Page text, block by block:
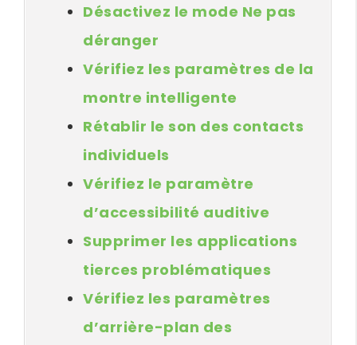
Désactivez le mode Ne pas
déranger
Vérifiez les paramètres de la
montre intelligente
Rétablir le son des contacts
individuels
Vérifiez le paramètre
d’accessibilité auditive
Supprimer les applications
tierces problématiques
Vérifiez les paramètres
d’arrière-plan des